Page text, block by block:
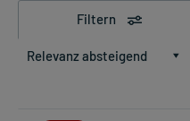
Filtern
Relevanz absteigend